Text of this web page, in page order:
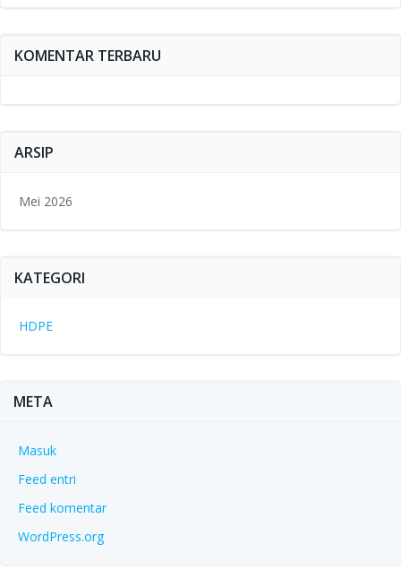
KOMENTAR TERBARU
ARSIP
Mei 2026
KATEGORI
HDPE
META
Masuk
Feed entri
Feed komentar
WordPress.org